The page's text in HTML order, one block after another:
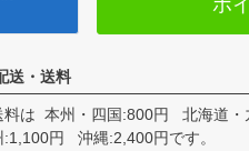
送・送料
料は 本州・四国:800円 北海道・
:1,100円 沖縄:2,400円です。